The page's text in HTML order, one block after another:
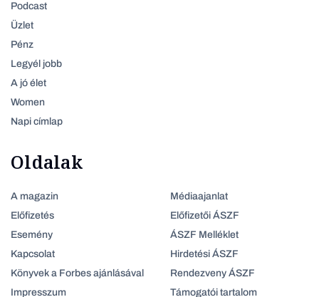
Podcast
Üzlet
Pénz
Legyél jobb
A jó élet
Women
Napi címlap
Oldalak
A magazin
Előfizetés
Esemény
Kapcsolat
Könyvek a Forbes ajánlásával
Impresszum
Médiaajanlat
Előfizetői ÁSZF
ÁSZF Melléklet
Hirdetési ÁSZF
Rendezveny ÁSZF
Támogatói tartalom